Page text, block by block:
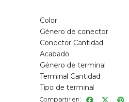
Color
Género de conector
Conector Cantidad
Acabado
Género de terminal
Terminal Cantidad
Tipo de terminal
Compartir en: